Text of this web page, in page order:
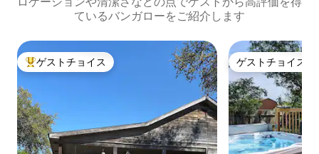
ているバンガローをご紹介します
大好評のゲストチョイスです。
ゲストチョイス ゲストチョイス
ゲストチョイス